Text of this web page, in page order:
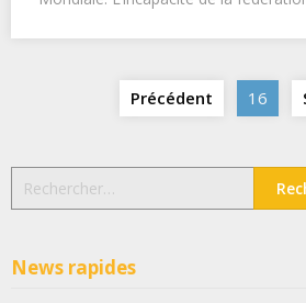
des
Précédent 16
Rechercher :
News rapides